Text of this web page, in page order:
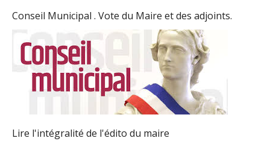
Conseil Municipal . Vote du Maire et des adjoints.
Lire l'intégralité de l'édito du maire